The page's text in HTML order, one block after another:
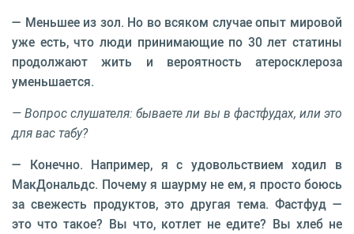
— Меньшее из зол. Но во всяком случае опыт мировой
уже есть, что люди принимающие по 30 лет статины
продолжают жить и вероятность атеросклероза
уменьшается.
— Вопрос слушателя: бываете ли вы в фастфудах, или это
для вас табу?
— Конечно. Например, я с удовольствием ходил в
МакДональдс. Почему я шаурму не ем, я просто боюсь
за свежесть продуктов, это другая тема. Фастфуд —
это что такое? Вы что, котлет не едите? Вы хлеб не